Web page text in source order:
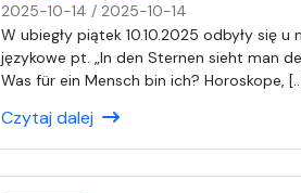
2025-10-14 / 2025-10-14
a
p
i
ł
W ubiegły piątek 10.10.2025 odbyły się
językowe pt. „In den Sternen sieht man
Was für ein Mensch bin ich? Horoskope,
Czytaj dalej